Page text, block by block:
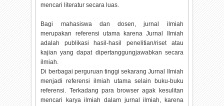
mencari literatur secara luas.
Bagi mahasiswa dan dosen, jurnal ilmiah
merupakan referensi utama karena Jurnal Ilmiah
adalah publikasi hasil-hasil penelitian/riset atau
kajian yang dapat dipertanggungjawabkan secara
ilmiah.
Di berbagai perguruan tinggi sekarang Jurnal Ilmiah
menjadi referensi ilmiah utama selain buku-buku
referensi. Terkadang para browser agak kesulitan
mencari karya ilmiah dalam jurnal ilmiah, karena